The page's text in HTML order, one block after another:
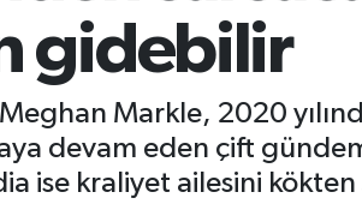
gidebilir
Markle, 2020
devam eden çift
ise kraliyet ailesini kökten